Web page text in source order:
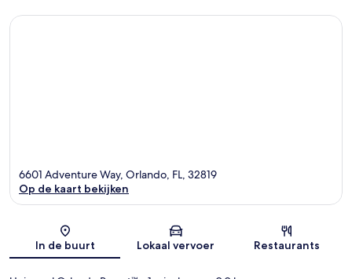
Kaart
6601 Adventure Way, Orlando, FL, 32819
Op de kaart bekijken
In de buurt Lokaal vervoer Restaurants